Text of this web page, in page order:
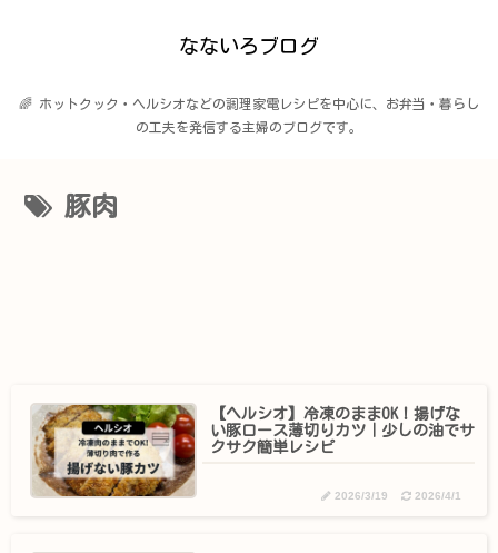
なないろブログ
🌈 ホットクック・ヘルシオなどの調理家電レシピを中心に、お弁当・暮らし
の工夫を発信する主婦のブログです。
豚肉
【ヘルシオ】冷凍のままOK！揚げな
い豚ロース薄切りカツ｜少しの油でサ
クサク簡単レシピ
2026/3/19 2026/4/1